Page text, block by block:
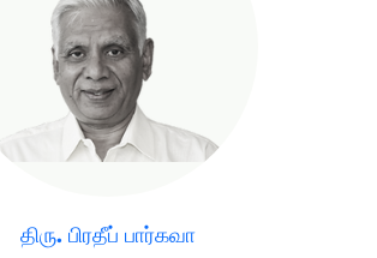
திரு. பிரதீப் பார்கவா